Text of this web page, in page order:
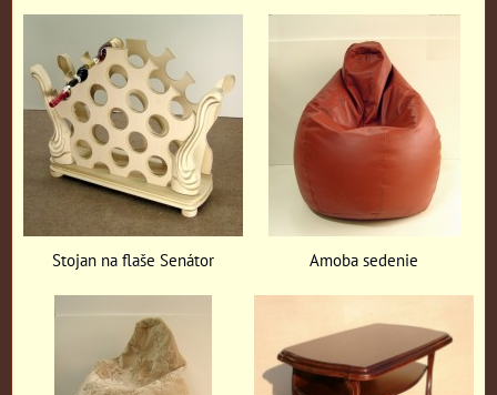
Stojan na flaše Senátor Amoba sedenie